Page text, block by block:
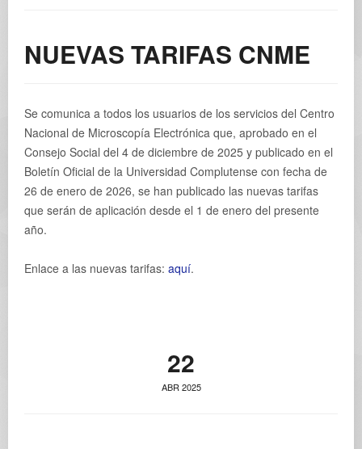
NUEVAS TARIFAS CNME
Se comunica a todos los usuarios de los servicios del Centro
Nacional de Microscopía Electrónica que, aprobado en el
Consejo Social del 4 de diciembre de 2025 y publicado en el
Boletín Oficial de la Universidad Complutense con fecha de
26 de enero de 2026, se han publicado las nuevas tarifas
que serán de aplicación desde el 1 de enero del presente
año.
Enlace a las nuevas tarifas: aquí.
22
ABR 2025